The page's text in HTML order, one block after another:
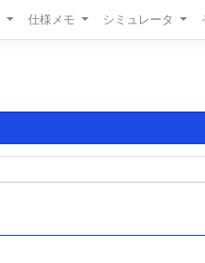
仕様メモ シミュレータ